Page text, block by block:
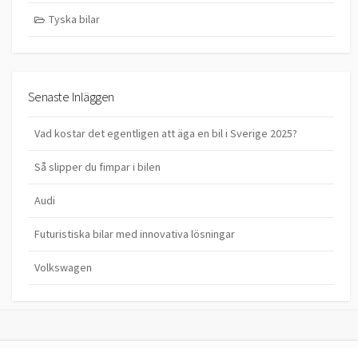
Tyska bilar
Senaste Inläggen
Vad kostar det egentligen att äga en bil i Sverige 2025?
Så slipper du fimpar i bilen
Audi
Futuristiska bilar med innovativa lösningar
Volkswagen